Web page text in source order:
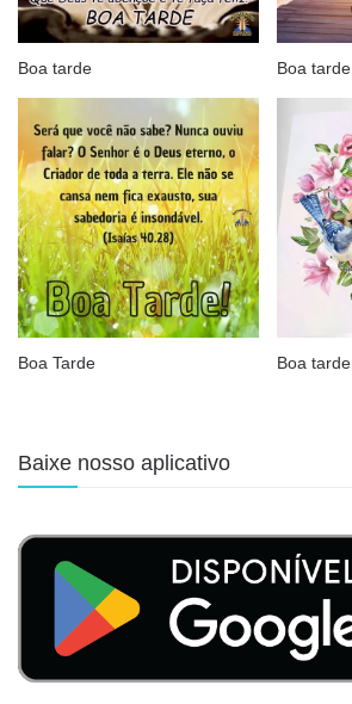
Boa tarde Boa tarde
Boa Tarde Boa tarde
Baixe nosso aplicativo